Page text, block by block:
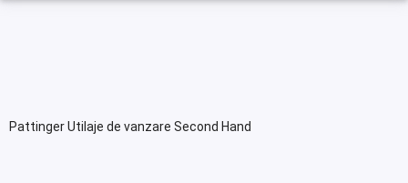
Pattinger Utilaje de vanzare Second Hand